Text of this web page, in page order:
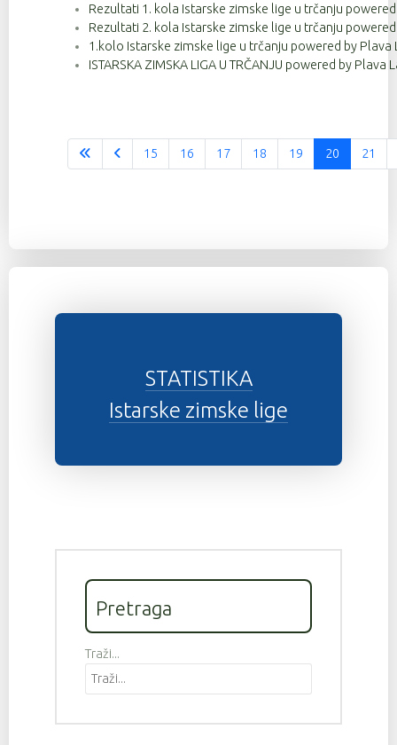
Rezultati 1. kola Istarske zimske lige u trčanju
Rezultati 2. kola Istarske zimske lige u trčanju
1.kolo Istarske zimske lige u trčanju powered by Plava
ISTARSKA ZIMSKA LIGA U TRČANJU powered by
15 16 17 18 19 20 21
STATISTIKA
Istarske zimske lige
Pretraga
Traži...